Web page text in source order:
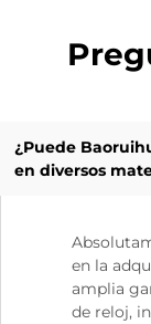
¿Puede
en diversos
en la
amplia
de reloj,